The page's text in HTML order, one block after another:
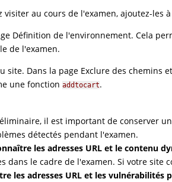
au cours de l'examen, ajoutez-les
Définition de l'environnement. Cela
de l'examen.
Dans la page Exclure des chemins
une fonctionaddtocart.
il est important de conserver
détectés pendant l'examen.
les adresses URL et le contenu
dans le cadre de l'examen. Si votre site
les adresses URL et les vulnérabilités